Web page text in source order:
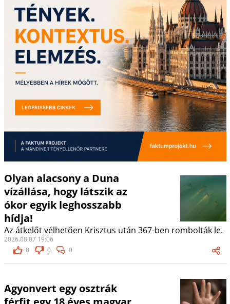
Olyan alacsony a Duna
vízállása, hogy látszik az
ókor egyik leghosszabb
hídja!
Az átkelőt vélhetően Krisztus után 367-ben rombolták le.
2026.08.07 19:06
0
0 0
Agyonvert egy osztrák